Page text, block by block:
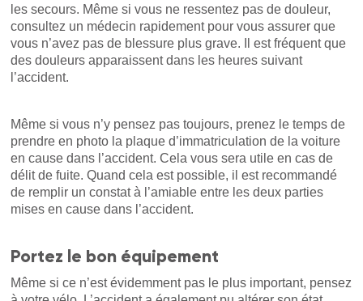
les secours. Même si vous ne ressentez pas de douleur,
consultez un médecin rapidement pour vous assurer que
vous n’avez pas de blessure plus grave. Il est fréquent que
des douleurs apparaissent dans les heures suivant
l’accident.
Même si vous n’y pensez pas toujours, prenez le temps de
prendre en photo la plaque d’immatriculation de la voiture
en cause dans l’accident. Cela vous sera utile en cas de
délit de fuite. Quand cela est possible, il est recommandé
de remplir un constat à l’amiable entre les deux parties
mises en cause dans l’accident.
Portez le bon équipement
Même si ce n’est évidemment pas le plus important, pensez